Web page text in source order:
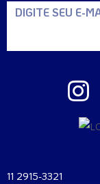
11 2915-3321